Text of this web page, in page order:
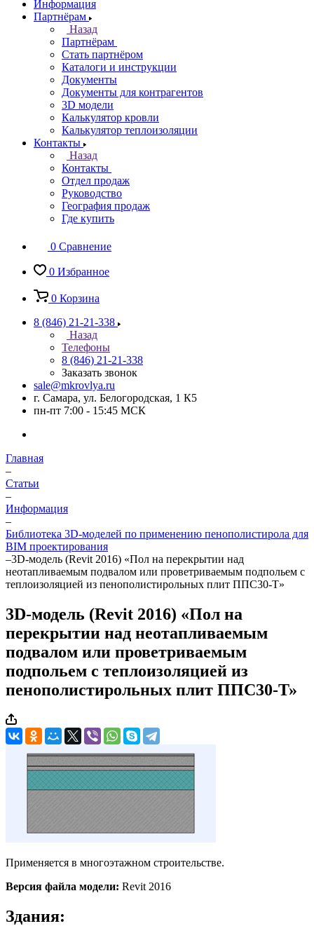
Информация
Партнёрам
Назад
Партнёрам
Стать партнёром
Каталоги и инструкции
Документы
Документы для контрагентов
3D модели
Калькулятор кровли
Калькулятор теплоизоляции
Контакты
Назад
Контакты
Отдел продаж
Руководство
География продаж
Где купить
0 Сравнение
0 Избранное
0 Корзина
8 (846) 21-21-338
Назад
Телефоны
8 (846) 21-21-338
Заказать звонок
sale@mkrovlya.ru
г. Самара, ул. Белогородская, 1 К5
пн-пт 7:00 - 15:45 МСК
Главная
–
Статьи
–
Информация
–
Библиотека 3D-моделей по применению пенополистирола для
BIM проектирования
–3D-модель (Revit 2016) «Пол на перекрытии над
неотапливаемым подвалом или проветриваемым подпольем с
теплоизоляцией из пенополистирольных плит ППС30-Т»
3D-модель (Revit 2016) «Пол на
перекрытии над неотапливаемым
подвалом или проветриваемым
подпольем с теплоизоляцией из
пенополистирольных плит ППС30-Т»
Применяется в многоэтажном строительстве.
Версия файла модели: Revit 2016
Здания: